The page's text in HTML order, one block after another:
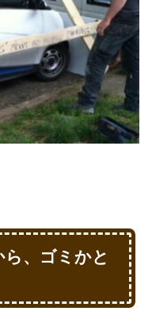
、ゴミかと